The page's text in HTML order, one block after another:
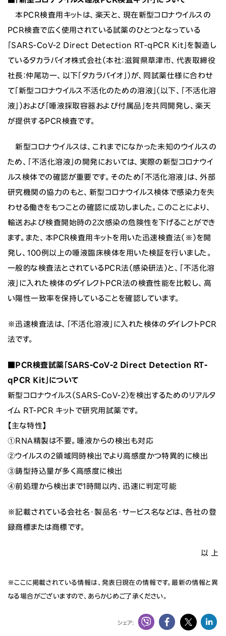
本PCR検査用キットは、楽天と、現在新型コロナウイルスの
PCR検査で広く使用されている試薬のひとつとなっている
「SARS-CoV-2 Direct Detection RT-qPCR Kit」を製造し
ているタカラバイオ株式会社（本社：滋賀県草津市、代表取締役
社長：仲尾功一、以下「タカラバイオ」）が、同試薬仕様に合わせ
て「新型コロナウイルス不活化のための溶液」（以下、「不活化溶
液」）および「唾液採取容器および付属品」を共同開発し、楽天
が提供するPCR検査です。
新型コロナウイルスは、これまでになかった未知のウイルスの
ため、「不活化溶液」の開発においては、実際の新型コロナウイ
ルス検体での確認が重要です。そのため「不活化溶液」は、外部
研究機関の協力のもと、新型コロナウイルス検体で感染力を失
わせる働きをもつことの確認に成功しました。このことにより、
輸送および検査開始時の2次感染の危険性を下げることができ
ます。また、本PCR検査用キットを用いた迅速検査法（※）を開
発し、100例以上の唾液臨床検体を用いた検証を行いました。
一般的な検査法とされているPCR法（感染研法）と、「不活化溶
液」に入れた検体のダイレクトPCR法の検査性能を比較し、高
い陽性一致率を保持していることを確認しています。
※迅速検査法は、「不活化溶液」に入れた検体のダイレクトPCR
法です。
■PCR検査試薬「SARS-CoV-2 Direct Detection RT-
qPCR Kit」について
新型コロナウイルス（SARS-CoV-2）を検出するためのリアルタ
イム RT-PCR キットで研究用試薬です。
【主な特性】
①RNA精製は不要。唾液からの検出も対応
②ウイルスの2領域同時検出でより高感度かつ特異的に検出
③鋳型持込量が多く高感度に検出
④前処理から検出まで1時間以内、迅速に判定可能
※記載されている会社名・製品名・サービス名などは、各社の登
録商標または商標です。
以 上
※ここに掲載されている情報は、発表日現在の情報です。最新の情報と異
なる場合がございますので、あらかじめご了承ください。
シェア: